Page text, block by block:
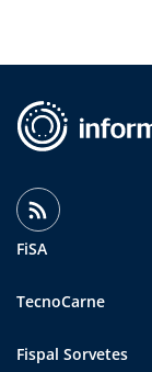
impacta
FiSA
TecnoCarne
Fispal Sorvetes